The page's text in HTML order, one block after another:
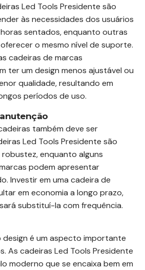
Led Tools Presidente são
às necessidades dos usuários
sentados, enquanto outras
o mesmo nível de suporte.
cadeiras de marcas
ter um design menos ajustável ou
qualidade, resultando em
períodos de uso.
também deve ser
Led Tools Presidente são
enquanto alguns
podem apresentar
Investir em uma cadeira de
em economia a longo prazo,
substituí-la com frequência.
é um aspecto importante
As cadeiras Led Tools Presidente
moderno que se encaixa bem em